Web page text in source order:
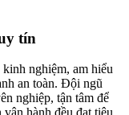
tín
nghiệm, am hiểu
an toàn. Đội ngũ
nghiệp, tận tâm để